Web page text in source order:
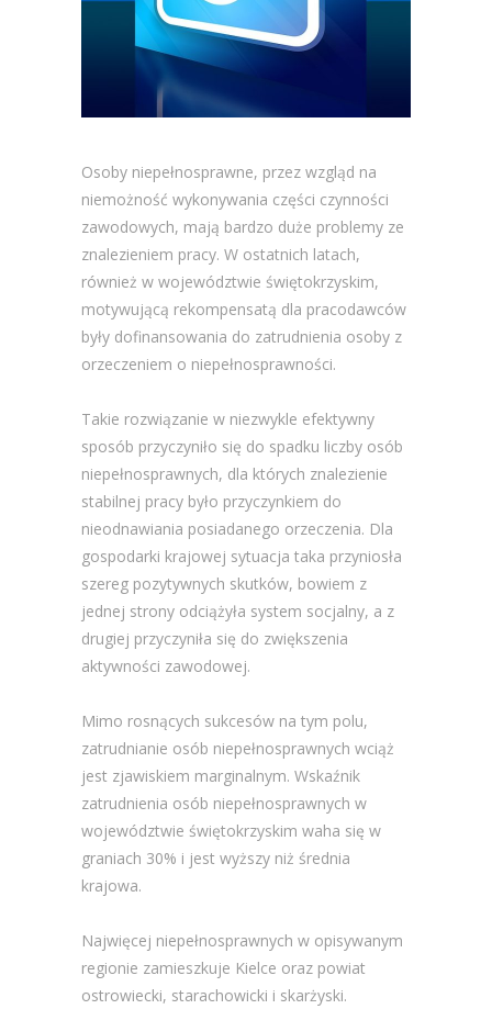
Osoby niepełnosprawne, przez wzgląd na
niemożność wykonywania części czynności
zawodowych, mają bardzo duże problemy ze
znalezieniem pracy. W ostatnich latach,
również w województwie świętokrzyskim,
motywującą rekompensatą dla pracodawców
były dofinansowania do zatrudnienia osoby z
orzeczeniem o niepełnosprawności.
Takie rozwiązanie w niezwykle efektywny
sposób przyczyniło się do spadku liczby osób
niepełnosprawnych, dla których znalezienie
stabilnej pracy było przyczynkiem do
nieodnawiania posiadanego orzeczenia. Dla
gospodarki krajowej sytuacja taka przyniosła
szereg pozytywnych skutków, bowiem z
jednej strony odciążyła system socjalny, a z
drugiej przyczyniła się do zwiększenia
aktywności zawodowej.
Mimo rosnących sukcesów na tym polu,
zatrudnianie osób niepełnosprawnych wciąż
jest zjawiskiem marginalnym. Wskaźnik
zatrudnienia osób niepełnosprawnych w
województwie świętokrzyskim waha się w
graniach 30% i jest wyższy niż średnia
krajowa.
Najwięcej niepełnosprawnych w opisywanym
regionie zamieszkuje Kielce oraz powiat
ostrowiecki, starachowicki i skarżyski.